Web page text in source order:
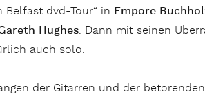
Belfast dvd-Tour“ in Empore
Hughes. Dann mit seinen
auch solo.
der Gitarren und der